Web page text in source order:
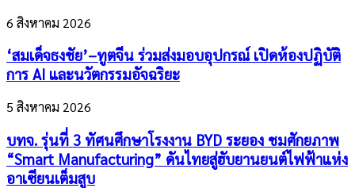
6 สิงหาคม 2026
‘สมเด็จธงชัย’–ทูตจีน ร่วมส่งมอบอุปกรณ์ เปิดห้องปฏิบัติ
การ AI และนวัตกรรมอัจฉริยะ
5 สิงหาคม 2026
บทจ. รุ่นที่ 3 ทัศนศึกษาโรงงาน BYD ระยอง ชมศักยภาพ
“Smart Manufacturing” ดันไทยสู่ฮับยานยนต์ไฟฟ้าแห่ง
อาเซียนเต็มสูบ